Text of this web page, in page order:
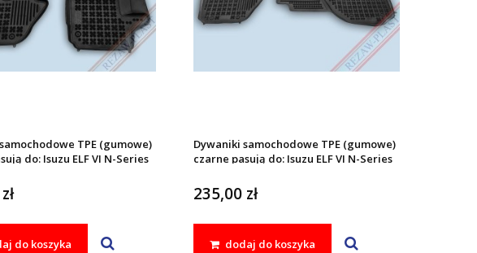
TPE (gumowe)
do: Isuzu ELF VI N-Series
do koszyka
Dywaniki samochodowe TPE (gumowe)
czarne pasują do: Isuzu ELF VI N-Series
235,00 zł
dodaj do koszyka